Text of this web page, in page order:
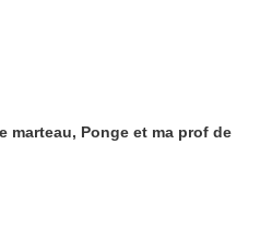
marteau, Ponge et ma prof de